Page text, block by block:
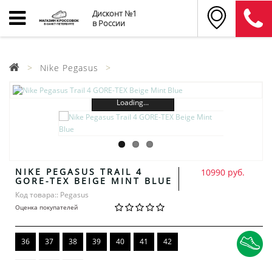
Дисконт №1
в России
Nike Pegasus
Loading...
NIKE PEGASUS TRAIL 4
GORE-TEX BEIGE MINT BLUE
Код товара:: Pegasus
Оценка покупателей
10990 руб.
36 37 38 39 40 41 42